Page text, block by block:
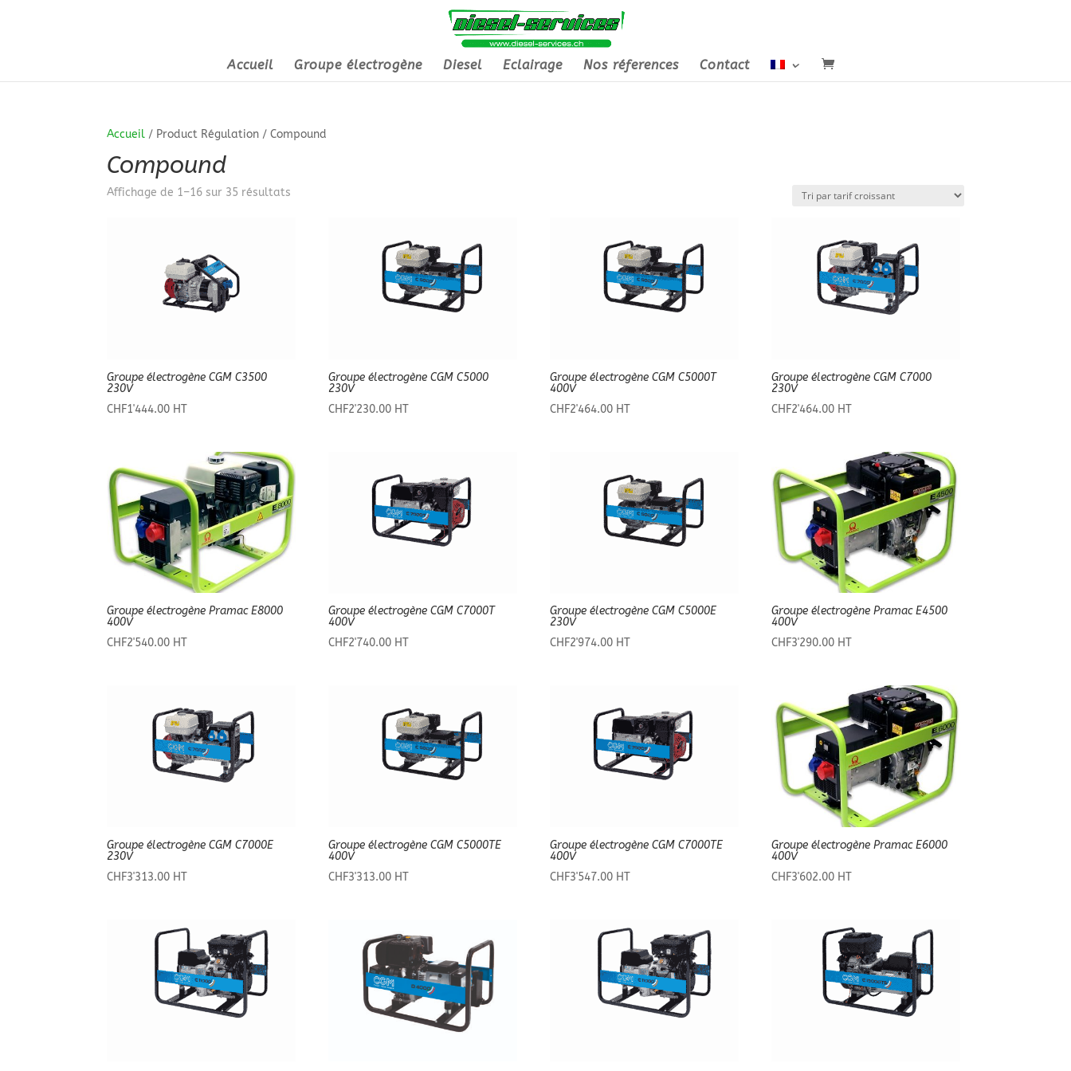
Accueil Groupe électrogène Diesel Eclairage Nos réferences Contact
Accueil / Product Régulation / Compound
Compound
Affichage de 1–16 sur 35 résultats
Groupe électrogène CGM C3500
230V
CHF1'444.00 HT
Groupe électrogène CGM C5000
230V
CHF2'230.00 HT
Groupe électrogène CGM C5000T
400V
CHF2'464.00 HT
Groupe électrogène CGM C7000
230V
CHF2'464.00 HT
Groupe électrogène Pramac E8000
400V
CHF2'540.00 HT
Groupe électrogène CGM C7000T
400V
CHF2'740.00 HT
Groupe électrogène CGM C5000E
230V
CHF2'974.00 HT
Groupe électrogène Pramac E4500
400V
CHF3'290.00 HT
Groupe électrogène CGM C7000E
230V
CHF3'313.00 HT
Groupe électrogène CGM C5000TE
400V
CHF3'313.00 HT
Groupe électrogène CGM C7000TE
400V
CHF3'547.00 HT
Groupe électrogène Pramac E6000
400V
CHF3'602.00 HT